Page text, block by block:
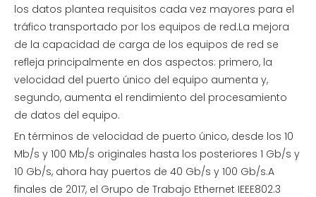
los datos plantea requisitos cada vez mayores para el
tráfico transportado por los equipos de red.La mejora
de la capacidad de carga de los equipos de red se
refleja principalmente en dos aspectos: primero, la
velocidad del puerto único del equipo aumenta y,
segundo, aumenta el rendimiento del procesamiento
de datos del equipo.
En términos de velocidad de puerto único, desde los 10
Mb/s y 100 Mb/s originales hasta los posteriores 1 Gb/s y
10 Gb/s, ahora hay puertos de 40 Gb/s y 100 Gb/s.A
finales de 2017, el Grupo de Trabajo Ethernet IEEE802.3